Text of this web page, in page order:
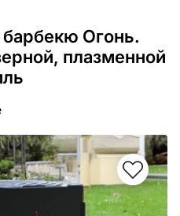
Огонь.
плазменной